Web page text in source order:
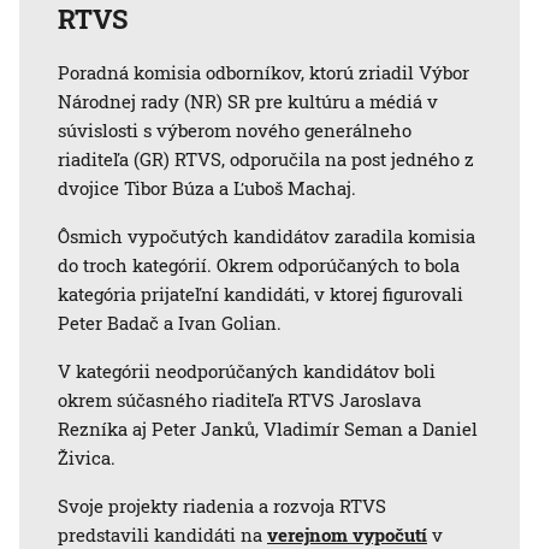
RTVS
Poradná komisia odborníkov, ktorú zriadil Výbor
Národnej rady (NR) SR pre kultúru a médiá v
súvislosti s výberom nového generálneho
riaditeľa (GR) RTVS, odporučila na post jedného z
dvojice Tibor Búza a Ľuboš Machaj.
Ôsmich vypočutých kandidátov zaradila komisia
do troch kategórií. Okrem odporúčaných to bola
kategória prijateľní kandidáti, v ktorej figurovali
Peter Badač a Ivan Golian.
V kategórii neodporúčaných kandidátov boli
okrem súčasného riaditeľa RTVS Jaroslava
Rezníka aj Peter Janků, Vladimír Seman a Daniel
Živica.
Svoje projekty riadenia a rozvoja RTVS
predstavili kandidáti na verejnom vypočutí v